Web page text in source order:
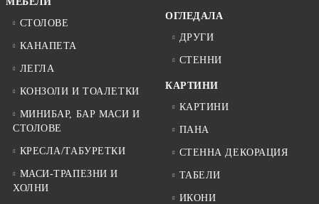
СТОЛОВЕ
КАНАПЕТА
ЛЕГЛА
КОНЗОЛИ И ТОАЛЕТКИ
МИНИБАР, БАР МАСИ И
СТОЛОВЕ
КРЕСЛА/ТАБУРЕТКИ
МАСИ-ТРАПЕЗНИ И
ХОЛНИ
ОГЛЕДАЛА
ДРУГИ
СТЕННИ
КАРТИНИ
КАРТИНИ
ПАНА
СТЕННА ДЕКОРАЦИЯ
ТАБЕЛИ
ИКОНИ